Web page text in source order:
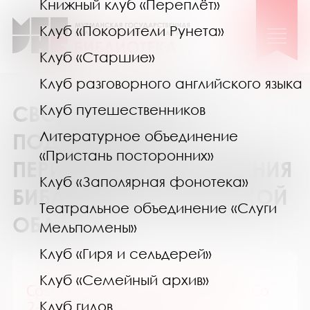
Книжный клуб «Переплёт»
Клуб «Покорители Рунета»
Клуб «Старшие»
Клуб разговорного английского языка
Клуб путешественников
Литературное объединение
«Пристань посторонних»
Клуб «Заполярная фонотека»
Театральное объединение «Слуги
Мельпомены»
Клуб «Гиря и сельдерей»
Клуб «Семейный архив»
Клуб гидов
СВОДНЫЙ КАТАЛОГ
ПОДПИСКИ НА
ПЕРИОДИЧЕСКИЕ ИЗДАНИЯ
БИБЛИОТЕК МУРМАНСКОЙ
ОБЛАСТИ
Cosmopolitan / Космополитен. Со